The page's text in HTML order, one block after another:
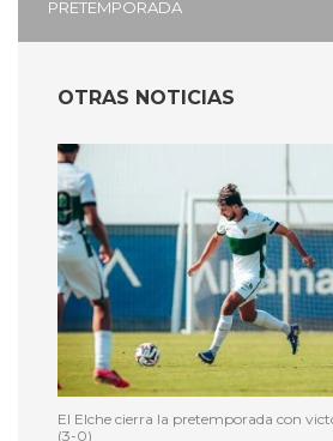
PRETEMPORADA
OTRAS NOTICIAS
El Elche cierra la pretemporada con
(3-0)